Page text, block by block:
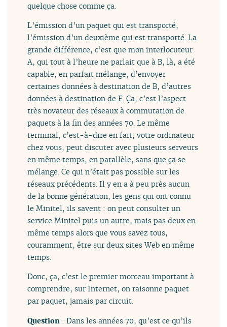
quelque chose comme ça.
L’émission d’un paquet qui est transporté,
l’émission d’un deuxième qui est transporté. La
grande différence, c’est que mon interlocuteur
A, qui tout à l’heure ne parlait que à B, là, a été
capable, en parfait mélange, d’envoyer
certaines données à destination de B, d’autres
données à destination de F. Ça, c’est l’aspect
très novateur des réseaux à commutation de
paquets à la fin des années 70. Le même
terminal, c’est-à-dire en fait, votre ordinateur
chez vous, peut discuter avec plusieurs serveurs
en même temps, en parallèle, sans que ça se
mélange. Ce qui n’était pas possible sur les
réseaux précédents. Il y en a à peu près aucun
de la bonne génération, les gens qui ont connu
le Minitel, ils savent : on peut consulter un
service Minitel puis un autre, mais pas deux en
même temps alors que vous savez tous,
couramment, être sur deux sites Web en même
temps.
Donc, ça, c’est le premier morceau important à
comprendre, sur Internet, on raisonne paquet
par paquet, jamais par circuit.
Question : Dans les années 70, qu’est ce qu’ils